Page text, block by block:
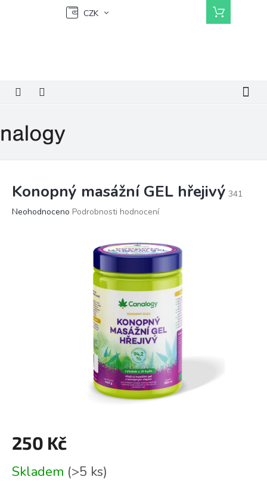
CZK
Nákupní
košík
Konopný masážní GEL hřejivý 341
Průměrné
Neohodnoceno Podrobnosti hodnocení
250 Kč
cena:
Skladem (>5 ks)